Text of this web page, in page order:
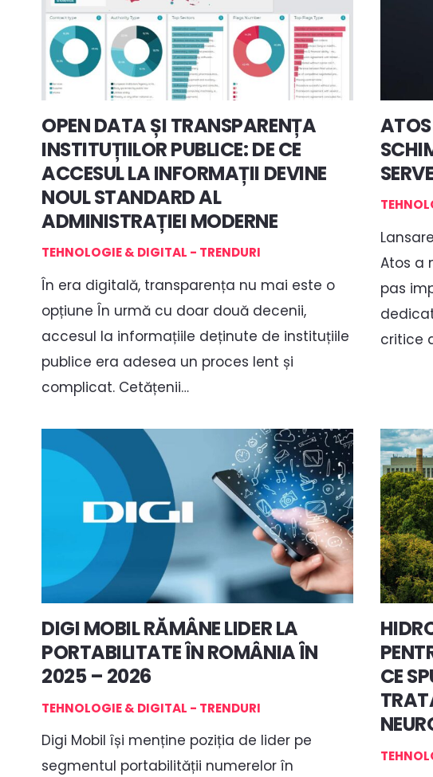
OPEN DATA ȘI TRANSPARENȚA
INSTITUȚIILOR PUBLICE: DE CE
ACCESUL LA INFORMAȚII DEVINE
NOUL STANDARD AL
ADMINISTRAȚIEI MODERNE
TEHNOLOGIE & DIGITAL - TRENDURI
În era digitală, transparența nu mai este o
opțiune În urmă cu doar două decenii,
accesul la informațiile deținute de instituțiile
publice era adesea un proces lent și
complicat. Cetățenii…
Atos a
pas
critice
DIGI MOBIL RĂMÂNE LIDER LA
PORTABILITATE ÎN ROMÂNIA ÎN
2025 – 2026
TEHNOLOGIE & DIGITAL - TRENDURI
Digi Mobil își menține poziția de lider pe
segmentul portabilității numerelor în
CE